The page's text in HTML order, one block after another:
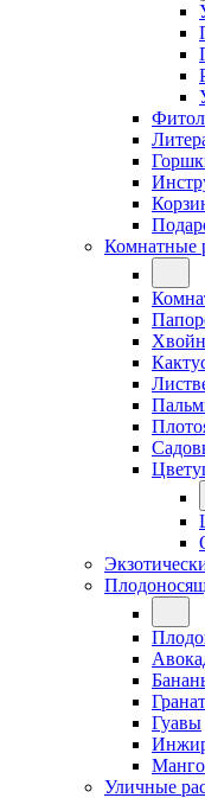
Комнатные
Гуавы
Манго
Уличные